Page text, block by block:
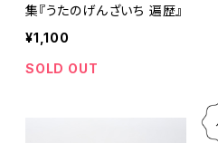
集『うたのげんざいち 遍歴』
¥1,100
SOLD OUT